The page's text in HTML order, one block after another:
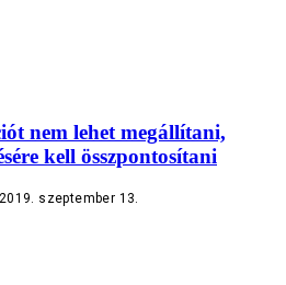
nem lehet megállítani,
kell összpontosítani
2019. szeptember 13.